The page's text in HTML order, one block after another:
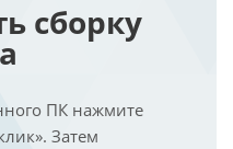
сборку
ПК нажмите
Затем